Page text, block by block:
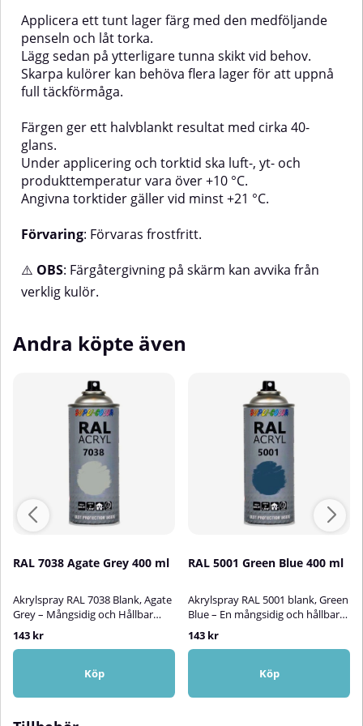
Applicera ett tunt lager färg med den medföljande
penseln och låt torka.
Lägg sedan på ytterligare tunna skikt vid behov.
Skarpa kulörer kan behöva flera lager för att uppnå
full täckförmåga.
Färgen ger ett halvblankt resultat med cirka 40-
glans.
Under applicering och torktid ska luft-, yt- och
produkttemperatur vara över +10 °C.
Angivna torktider gäller vid minst +21 °C.
Förvaring: Förvaras frostfritt.
⚠️ OBS: Färgåtergivning på skärm kan avvika från
verklig kulör.
Andra köpte även
RAL 7038 Agate Grey 400 ml
Akrylspray RAL 7038 Blank, Agate
Grey – Mångsidig och Hållbar
AkryllackAkrylspray RAL 7038
Agate Grey är en högkvalitativ
blank akryllack som passar
utmärkt för att bättringsmåla,
metall, aluminium, plast, glas eller
143 kr
Köp
RAL 5001 Green Blue 400 ml
Akrylspray RAL 5001 blank, Green
Blue – En mångsidig och hållbar
akryllack!RAL Acryl Spray är en
högkvalitativ akryllack som är
perfekt för att bättringsmåla,
skydda och dekorera ytor av
och olika typer av plast.
143 kr
Köp